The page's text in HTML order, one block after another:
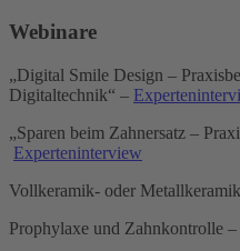
Webinare
„Digital Smile Design –
Digitaltechnik“ –
„Sparen beim Zahnersatz –
Experteninterview
Vollkeramik- oder
Prophylaxe und Zahnkontrolle –